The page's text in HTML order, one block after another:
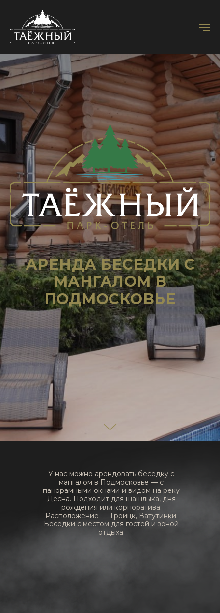
АРЕНДА БЕСЕДКИ С
МАНГАЛОМ В
ПОДМОСКОВЬЕ
У нас можно арендовать беседку с
мангалом в Подмосковье — с
панорамными окнами и видом на реку
Десна. Подходит для шашлыка, дня
рождения или корпоратива.
Расположение — Троицк, Ватутинки.
Беседки с местом для гостей и зоной
отдыха.